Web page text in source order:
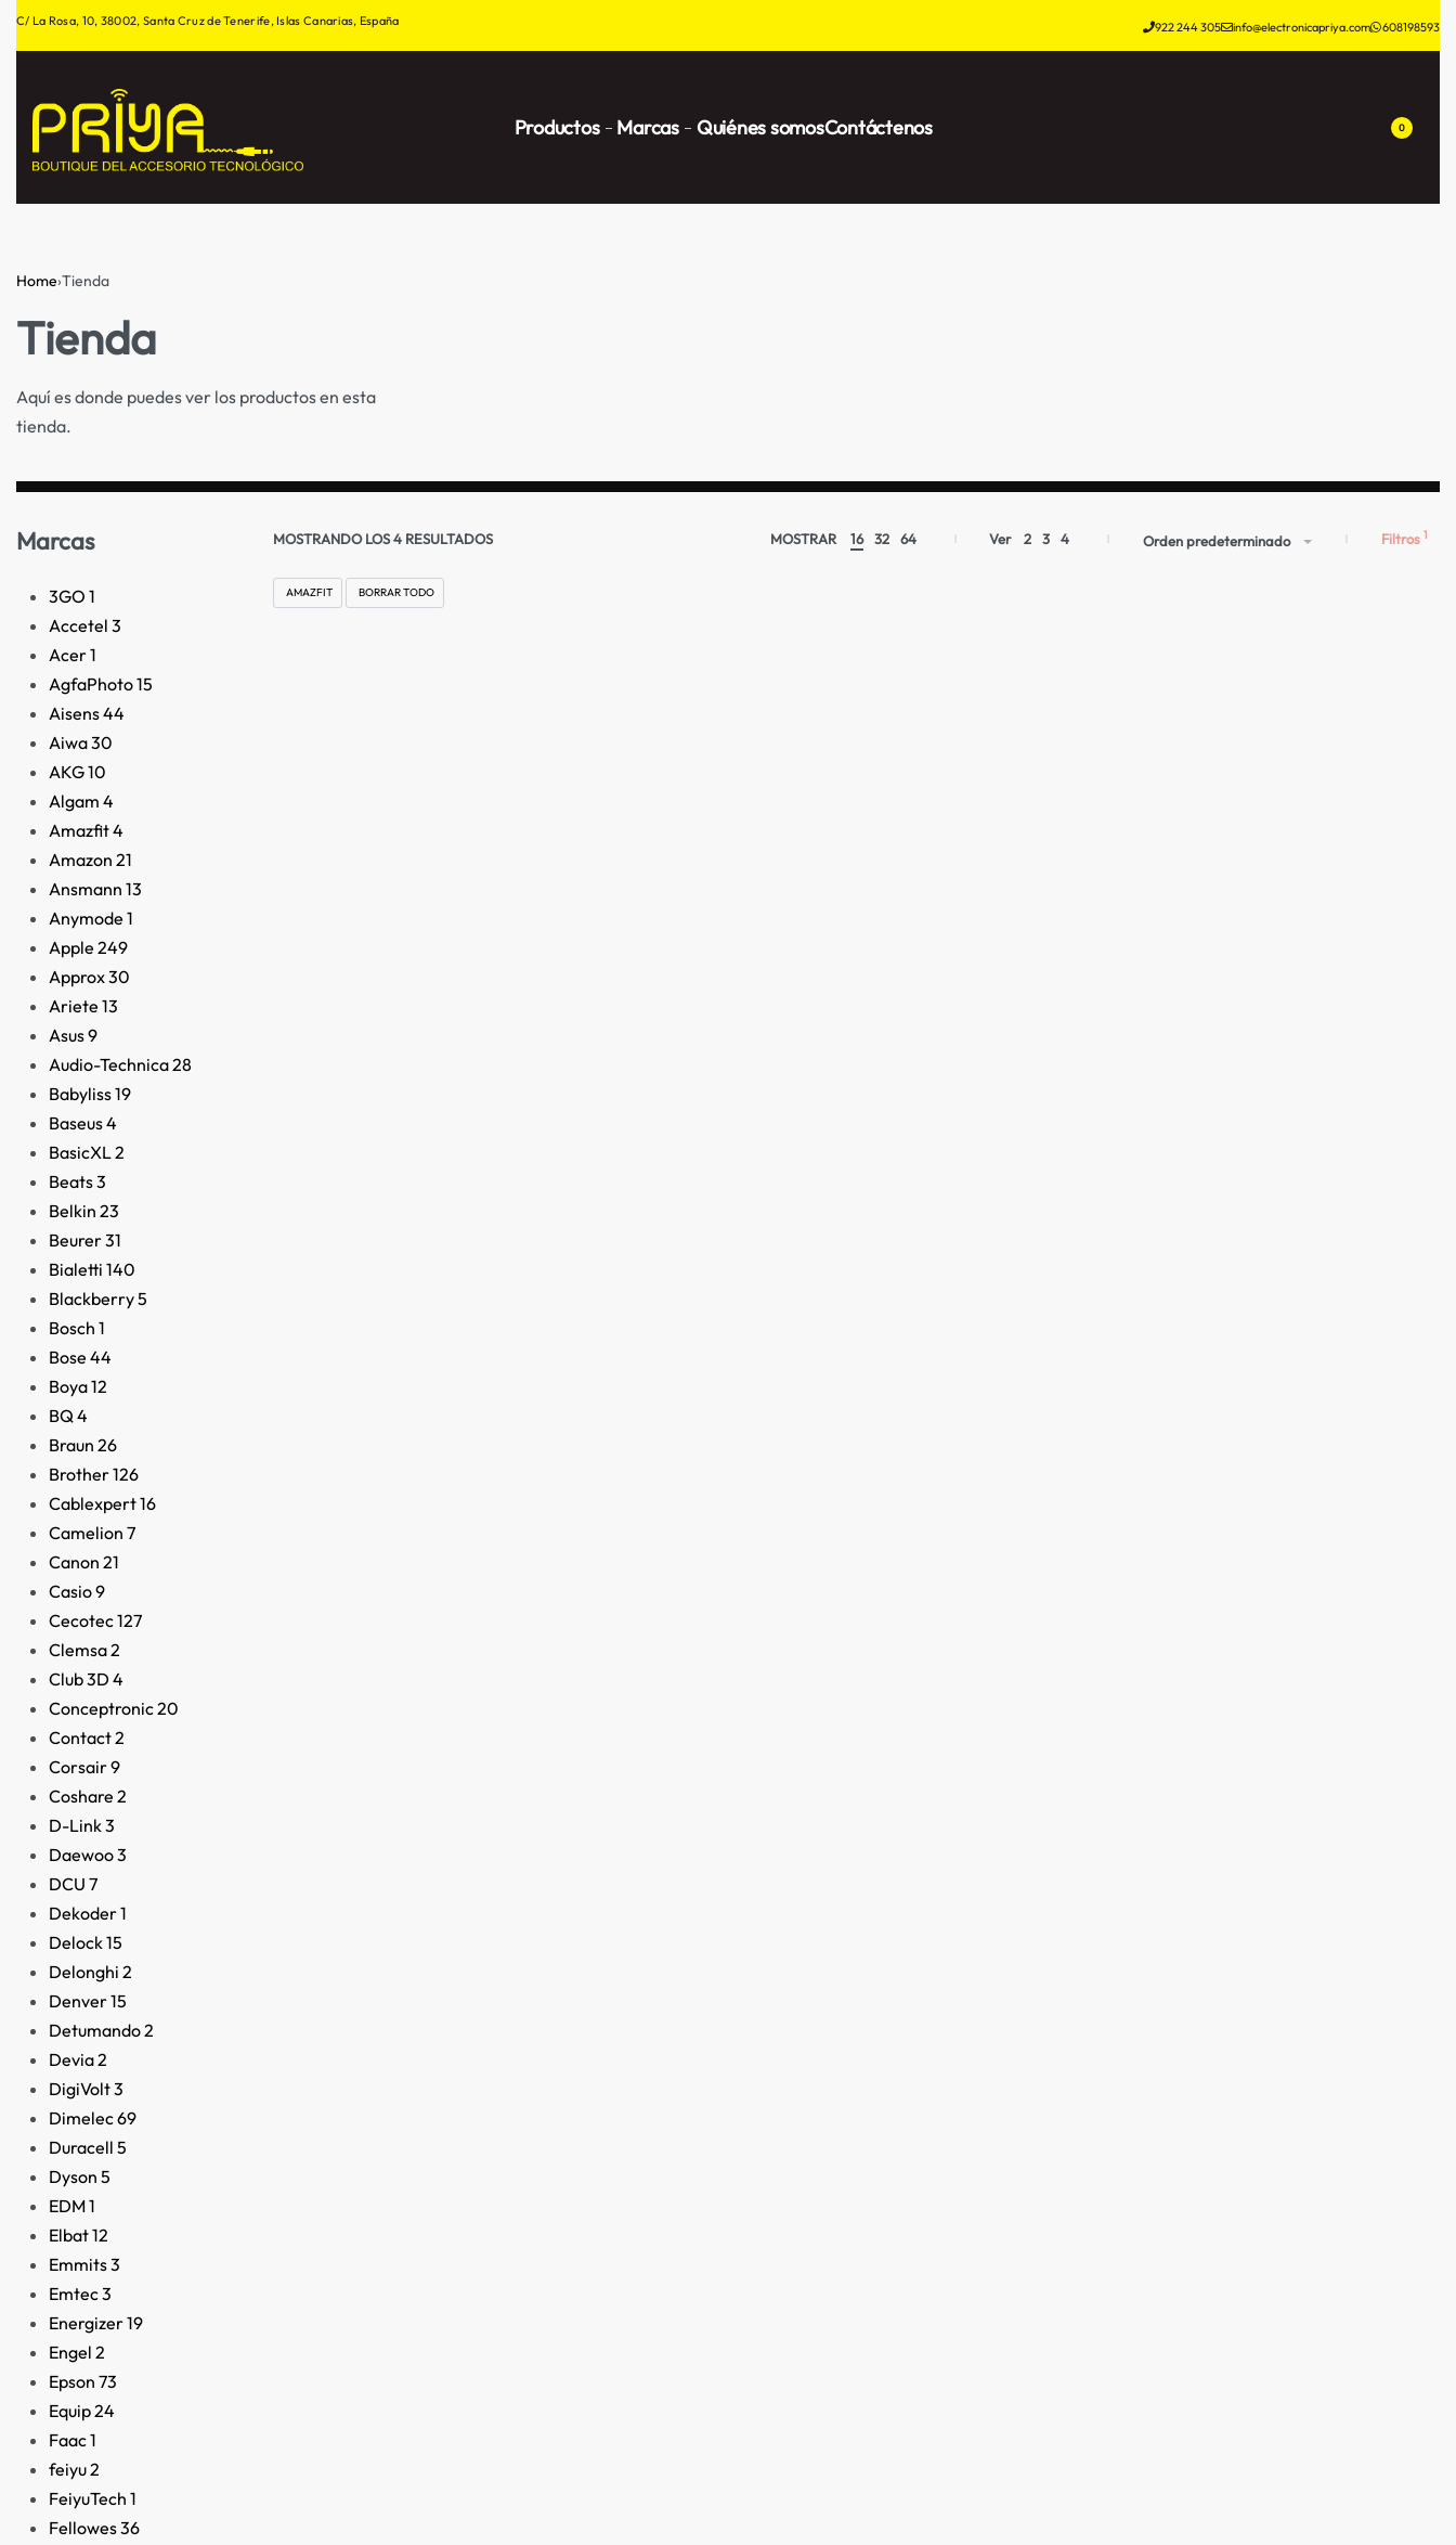
C/ La Rosa, 10, 38002, Santa Cruz de Tenerife, Islas Canarias, España 922 244 305 info@electronicapriya.com 608198593
Productos Marcas Quiénes somosContáctenos 0
Home›Tienda
Tienda
Aquí es donde puedes ver los productos en esta
tienda.
Marcas
3GO 1
Accetel 3
Acer1
AgfaPhoto15
Aisens44
Aiwa30
AKG10
Algam 4
Amazfit4
Amazon 21
Ansmann 13
Anymode 1
Apple 249
Approx30
Ariete 13
Asus9
Audio-Technica28
Babyliss19
Baseus4
BasicXL2
Beats3
Belkin 23
Beurer31
Bialetti 140
Blackberry5
Bosch 1
Bose 44
Boya12
BQ4
Braun 26
Brother126
Cablexpert16
Camelion 7
Canon 21
Casio9
Cecotec127
Clemsa2
Club 3D 4
Conceptronic20
Contact2
Corsair9
Coshare 2
D-Link3
Daewoo3
DCU 7
Dekoder1
Delock15
Delonghi 2
Denver15
Detumando2
Devia2
DigiVolt3
Dimelec69
Duracell 5
Dyson 5
EDM1
Elbat12
Emmits3
Emtec3
Energizer19
Engel 2
Epson 73
Equip24
Faac1
feiyu2
FeiyuTech 1
Fellowes36
MOSTRANDO LOS 4 RESULTADOS MOSTRAR 16 32 64 Ver 2 3 4 Orden predeterminado Filtros
AMAZFIT BORRAR TODO